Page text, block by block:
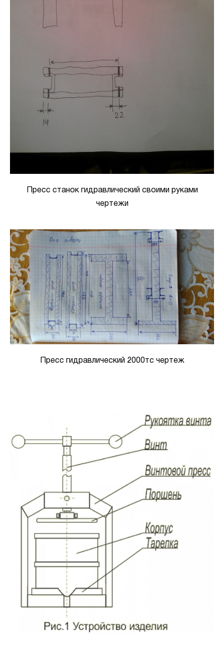
Пресс станок гидравлический своими руками
чертежи
Пресс гидравлический 2000тс чертеж